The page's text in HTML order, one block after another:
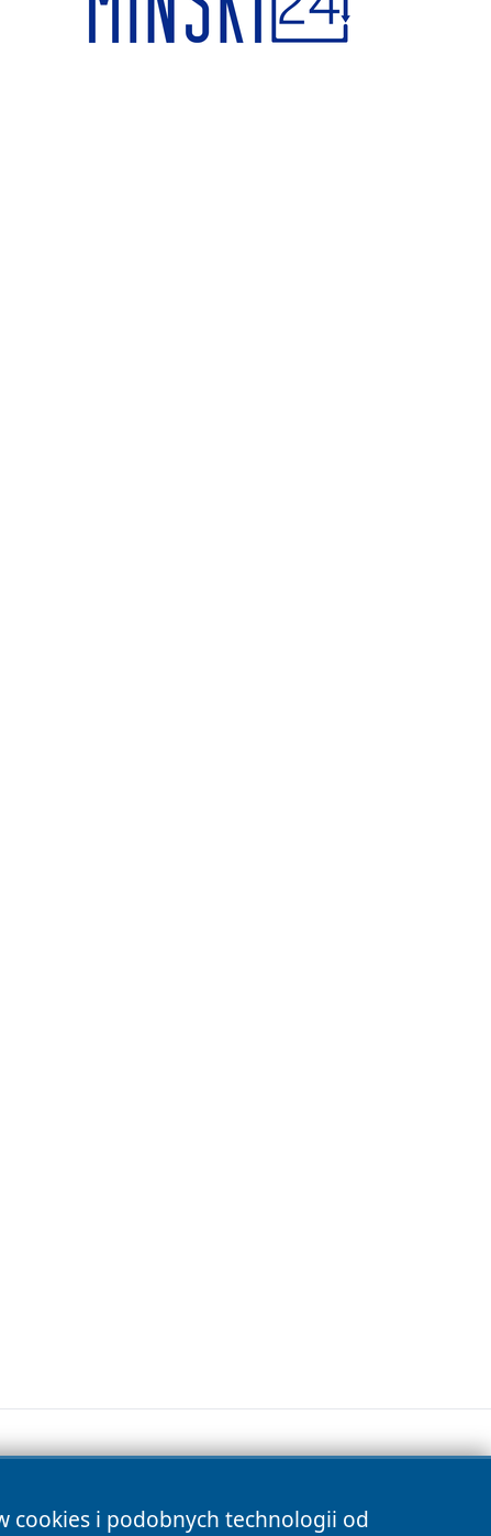
cookies i podobnych technologii od